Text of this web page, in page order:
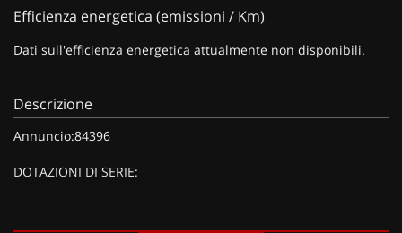
Efficienza energetica (emissioni / Km)
Dati sull'efficienza energetica attualmente non disponibili.
Descrizione
Annuncio:84396
DOTAZIONI DI SERIE: